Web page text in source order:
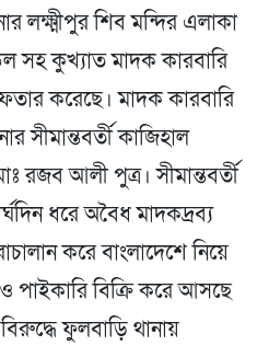
লক্ষ্মীপুর শিব মন্দির এলাকা
সহ কুখ্যাত মাদক কারবারি
করেছে। মাদক কারবারি
সীমান্তবর্তী কাজিহাল
রজব আলী পুত্র। সীমান্তবর্তী
ধরে অবৈধ মাদকদ্রব্য
করে বাংলাদেশে নিয়ে
পাইকারি বিক্রি করে আসছে
ফুলবাড়ি থানায়